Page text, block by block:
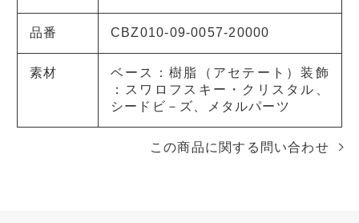
品番 CBZ010-09-0057-20000
素材
ベース：樹脂（アセテート）装飾
：スワロフスキー・クリスタル、
シードビ－ズ、メタルパーツ
この商品に関する問い合わせ